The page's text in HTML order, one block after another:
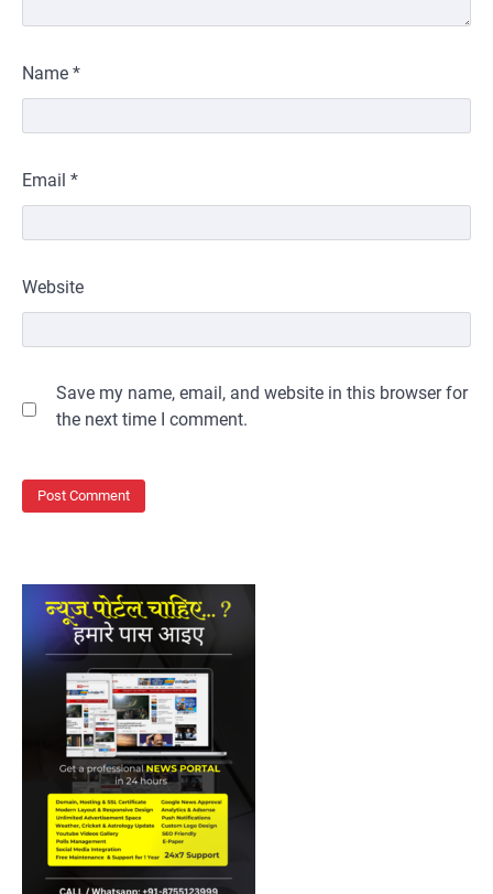
Name *
Email *
Website
Save my name, email, and website in this browser for
the next time I comment.